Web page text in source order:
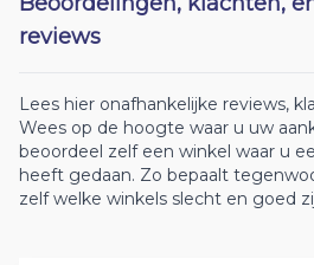
reviews
Lees hier onafhankelijke reviews,
Wees op de hoogte waar u uw
beoordeel zelf een winkel waar u
heeft gedaan. Zo bepaalt
zelf welke winkels slecht en goed